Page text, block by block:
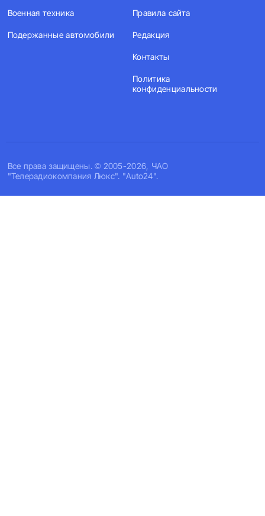
Все права защищены. © 2005-2026, ЧАО
"Телерадиокомпания Люкс". "Auto24".
Военная техника
Подержанные автомобили
Правила сайта
Редакция
Контакты
Политика
конфиденциальности